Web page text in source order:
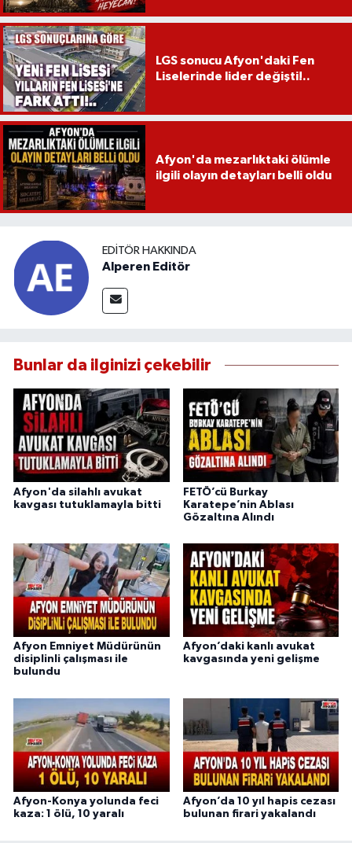
LGS sonucu Afyon'daki Fen
Liselerinde lider değişti!..
Afyon'da mezarlıktaki ölümle
ilgili olayın detayları belli oldu
EDITÖR HAKKINDA
Alperen Editör
Bunlar da ilginizi çekebilir
Afyon'da silahlı avukat
kavgası tutuklamayla bitti
FETÖ’cü Burkay
Karatepe’nin Ablası
Gözaltına Alındı
Afyon Emniyet Müdürünün
disiplinli çalışması ile
bulundu
Afyon’daki kanlı avukat
kavgasında yeni gelişme
Afyon-Konya yolunda feci
kaza: 1 ölü, 10 yaralı
Afyon’da 10 yıl hapis cezası
bulunan firari yakalandı